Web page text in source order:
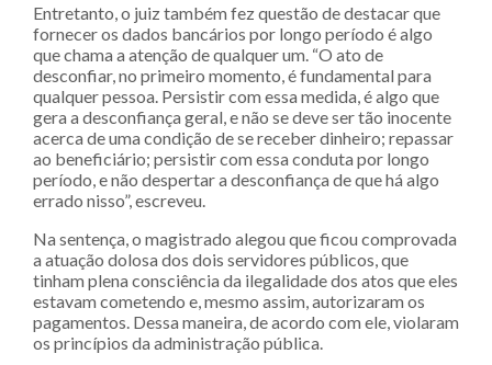
Entretanto, o juiz também fez questão de destacar que
fornecer os dados bancários por longo período é algo
que chama a atenção de qualquer um. “O ato de
desconfiar, no primeiro momento, é fundamental para
qualquer pessoa. Persistir com essa medida, é algo que
gera a desconfiança geral, e não se deve ser tão inocente
acerca de uma condição de se receber dinheiro; repassar
ao beneficiário; persistir com essa conduta por longo
período, e não despertar a desconfiança de que há algo
errado nisso”, escreveu.
Na sentença, o magistrado alegou que ficou comprovada
a atuação dolosa dos dois servidores públicos, que
tinham plena consciência da ilegalidade dos atos que eles
estavam cometendo e, mesmo assim, autorizaram os
pagamentos. Dessa maneira, de acordo com ele, violaram
os princípios da administração pública.